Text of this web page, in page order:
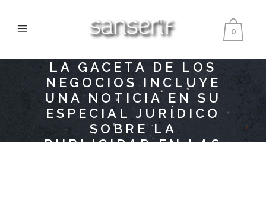
0
LA GACETA DE LOS
NEGOCIOS INCLUYE
UNA NOTICIA EN SU
ESPECIAL JURÍDICO
SOBRE LA
PUBLICIDAD EN LAS